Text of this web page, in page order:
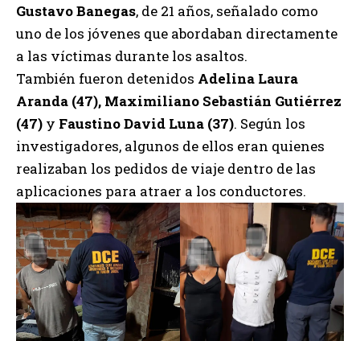
Gustavo Banegas, de 21 años, señalado como
uno de los jóvenes que abordaban directamente
a las víctimas durante los asaltos.
También fueron detenidos Adelina Laura
Aranda (47), Maximiliano Sebastián Gutiérrez
(47) y Faustino David Luna (37). Según los
investigadores, algunos de ellos eran quienes
realizaban los pedidos de viaje dentro de las
aplicaciones para atraer a los conductores.